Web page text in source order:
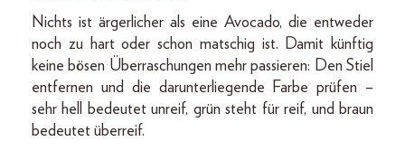
Nichts ist ärgerlicher als eine Avocado, die entweder
noch zu hart oder schon matschig ist. Damit künftig
keine bösen Überraschungen mehr passieren: Den Stiel
entfernen und die darunterliegende Farbe prüfen –
sehr hell bedeutet unreif, grün steht für reif, und braun
bedeutet überreif.